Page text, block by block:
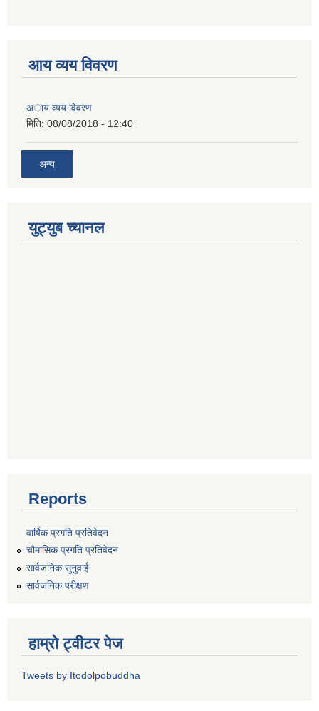
आय व्यय विवरण
अाय व्यय विवरण
मिति: 08/08/2018 - 12:40
अन्य
युट्युब च्यानल
Reports
वार्षिक प्रगति प्रतिवेदन
चौमासिक प्रगति प्रतिवेदन
सार्वजनिक सुनुवाई
सार्वजनिक परीक्षण
हाम्रो ट्वीटर पेज
Tweets by Itodolpobuddha